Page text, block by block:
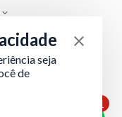
1
seja
de